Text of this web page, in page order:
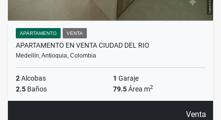
APARTAMENTO VENTA
APARTAMENTO EN VENTA CIUDAD DEL RIO
Medellín, Antioquia, Colombia
2Alcobas 1 Garaje
2.5 Baños 79.5Área m2
Venta